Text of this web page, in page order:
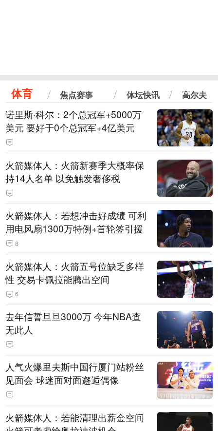
体育 焦点赛事 体坛快讯 高尔夫
诺里斯·科尔：2个总冠军+5000万
美元 要好于0个总冠军+4亿美元
火箭媒体人：火箭新赛季大概率保
持14人名单 以免触发奢侈税
火箭媒体人：若想冲击好成绩 可利
用电风扇1300万特例+首轮签引援
8
火箭媒体人：火箭五号位缺乏多样
性 交易卡佩拉能腾出空间
6
去年信誓旦旦3000万 今年NBA查
无此人
人气火爆里夫斯中国行厦门站粉丝
见面会 球迷面对面邂逅偶像
火箭媒体人：若能清理出薪金空间